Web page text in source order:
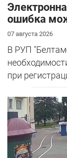
ошибка
07 августа 2026
В РУП
при